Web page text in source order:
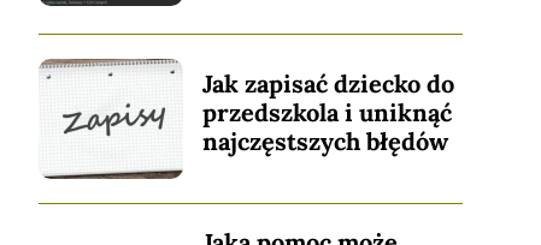
Jak zapisać dziecko do
przedszkola i uniknąć
najczęstszych błędów